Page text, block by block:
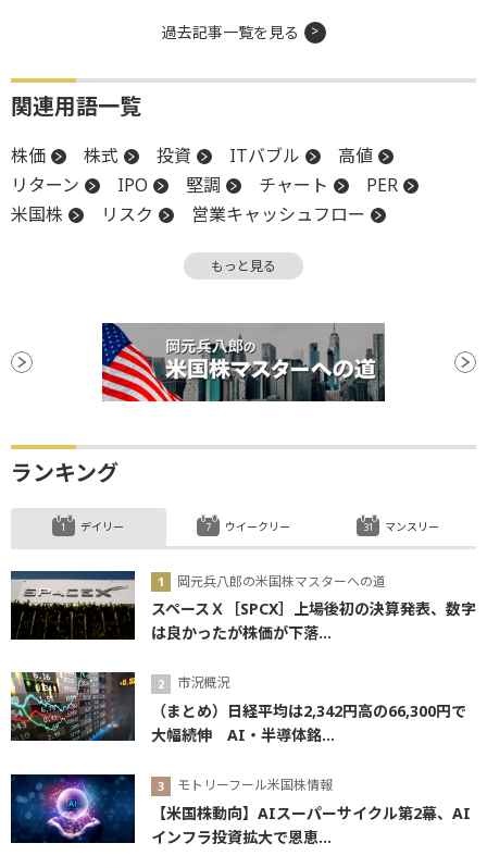
過去記事一覧を見る
関連用語一覧
株価 株式 投資 ITバブル
高値
リターン
IPO 堅調 チャート
PER
米国株
リスク
営業キャッシュフロー
パフォーマンス レバレッジ
GDP
増資
ナスダック100
バブル
バランスシート
バリュエーション 利下げ
もっと見る
ランキング
デイリー
岡元兵八郎の米国株マスターへの道
スペースＸ［SPCX］上場後初の決算発表、数字
は良かったが株価が下落...
市況概況
（まとめ）日経平均は2,342円高の66,300円で
大幅続伸 AI・半導体銘...
モトリーフール米国株情報
【米国株動向】AIスーパーサイクル第2幕、AI
インフラ投資拡大で恩恵...
ウイークリー マンスリー